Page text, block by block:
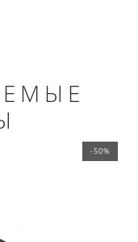
-50%